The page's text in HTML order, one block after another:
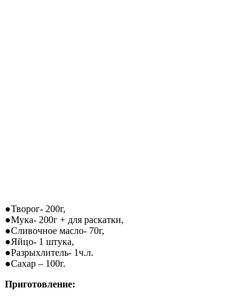
●Творог- 200г,
●Мука- 200г + для раскатки,
●Сливочное масло- 70г,
●Яйцо- 1 штука,
●Разрыхлитель- 1ч.л.
●Сахар – 100г.
Приготовление: